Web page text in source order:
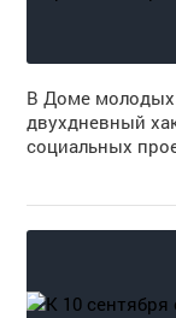
В Доме молодых
двухдневный
социальных